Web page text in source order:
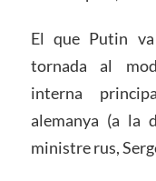
El que Putin
tornada al
interna
alemanya (a la
ministre rus,